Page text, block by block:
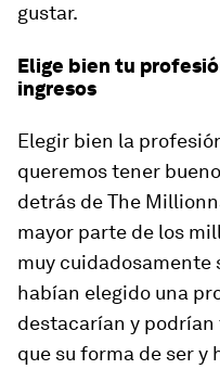
gustar.
Elige bien tu
ingresos
Elegir bien la
queremos tener
detrás de The
mayor parte de los
muy cuidadosamente
habían elegido una
destacarían y
que su forma de ser